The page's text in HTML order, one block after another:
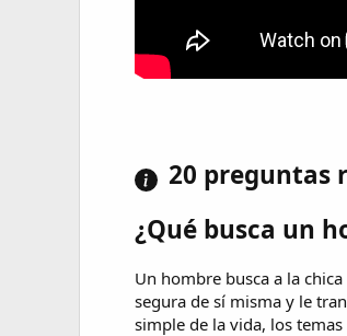
20 preguntas
¿Qué busca un
Un hombre busca a la
segura de sí misma y le
simple de la vida, los